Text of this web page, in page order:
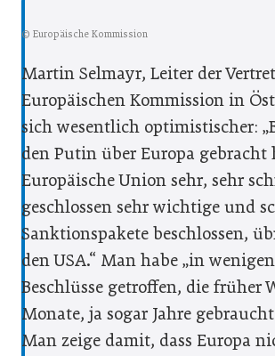
© Europäische Kommission
Martin Selmayr, Leiter der
Europäischen Kommission in
sich wesentlich optimistischer:
den Putin über Europa gebracht
Europäische Union sehr, sehr
geschlossen sehr wichtige und
Sanktionspakete beschlossen,
den USA.“ Man habe „in
Beschlüsse getroffen, die früher
Monate, ja sogar Jahre
Man zeige damit, dass Europa